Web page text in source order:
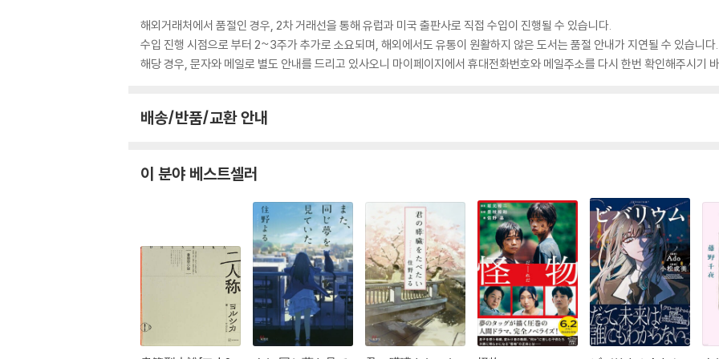
해외거래처에서 품절인 경우, 2차 거래선을 통해 유럽과 미국 출판사로 직접 수입이 진행될 수 있습니다.
수입 진행 시점으로 부터 2~3주가 추가로 소요되며, 해외에서도 유통이 원활하지 않은 도서는 품절 안내가 지연될 수 있습니다.
해당 경우, 문자와 메일로 별도 안내를 드리고 있사오니 마이페이지에서 휴대전화번호와 메일주소를 다시 한번 확인해주시기
배송/반품/교환 안내
이 분야 베스트셀러